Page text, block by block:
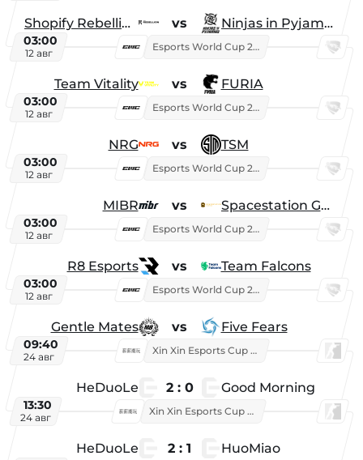
Shopify Rebellion vs Ninjas in Pyjamas
03:00
12 авг
Esports World Cup 2026
Team Vitality vs FURIA
03:00
12 авг
Esports World Cup 2026
NRG vs TSM
03:00
12 авг
Esports World Cup 2026
MIBR vs Spacestation Gaming
03:00
12 авг
Esports World Cup 2026
R8 Esports vs Team Falcons
03:00
12 авг
Esports World Cup 2026
Gentle Mates vs Five Fears
09:40
24 авг
Xin Xin Esports Cup 2025
HeDuoLe 2 : 0 Good Morning
13:30
24 авг
Xin Xin Esports Cup 2026
HeDuoLe 2 : 1 HuoMiao